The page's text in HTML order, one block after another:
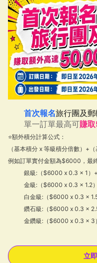
首次報名旅行團及
單一訂單最高可賺
⭐額外積分計算公式：
（基本積分 x 等級積分倍數）+
例如訂單實付金額為$6000，最
銀級:（$6000 x 0.3 x 1
金級:（$6000 x 0.3 x 1.2
白金級:（$6000 x 0.3 x
鑽石級:（$6000 x 0.3 x
金鑽級:（$6000 x 0.3 x
立